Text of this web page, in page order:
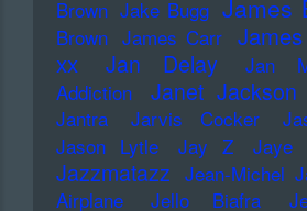
Brown Jake Bugg James
Brown James Carr
xx
Jan Delay Jan
Addiction
Janet Jackson
Jantra
Jarvis Cocker
Jason Lytle
Jay Z Jaye
Jazzmatazz Jean-Michel
Airplane
Jello Biafra